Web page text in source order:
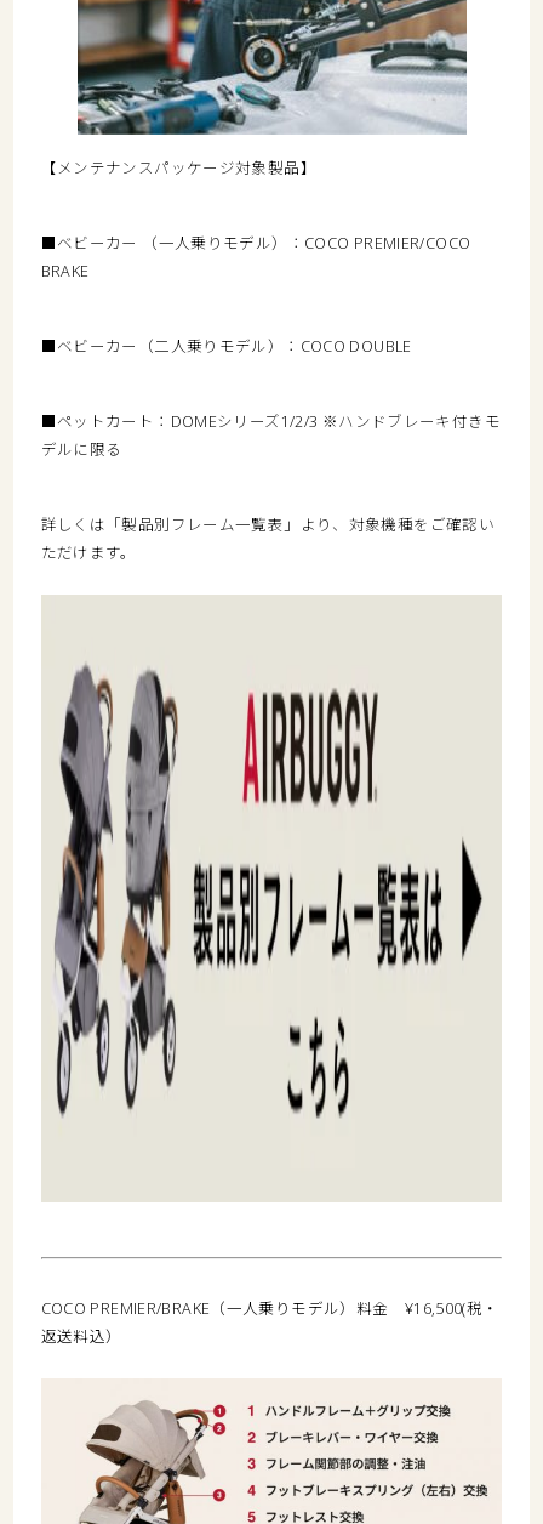
【メンテナンスパッケージ対象製品】
■ベビーカー （一人乗りモデル）：COCO PREMIER/COCO
BRAKE
■ベビーカー（二人乗りモデル）：COCO DOUBLE
■ペットカート：DOMEシリーズ1/2/3 ※ハンドブレーキ付きモ
デルに限る
詳しくは「製品別フレーム一覧表」より、対象機種をご確認い
ただけます。
COCO PREMIER/BRAKE（一人乗りモデル）料金 ¥16,500(税・
返送料込）